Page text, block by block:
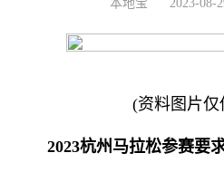
本地宝 2023-08-
(资料图片仅
2023杭州马拉松参赛要